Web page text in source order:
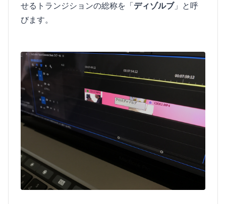
せるトランジションの総称を「ディゾルブ」と呼
びます。